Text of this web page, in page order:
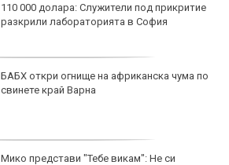
110 000 долара: Служители под прикритие
разкрили лабораторията в София
БАБХ откри огнище на африканска чума по
свинете край Варна
Мико представи "Тебе викам": Не си